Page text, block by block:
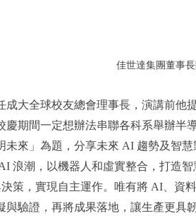
佳世達集團董事
大全球校友總會理事長，演講前他
慶期間一定想辦法串聯各科系舉辦半
未來」為題，分享未來 AI 趨勢及智
浪潮，以機器人和虛實整合，打造
策，實現自主運作。唯有將 AI、資
與驗證，再將成果落地，讓生產更